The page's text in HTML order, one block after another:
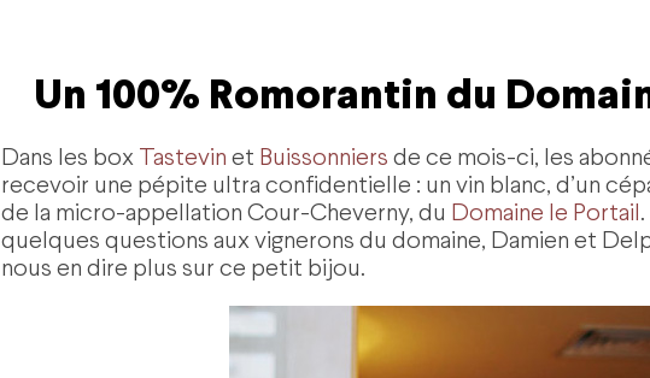
Un 100% Romorantin du
Dans les box Tastevin et Buissonniers de ce mois-ci, les
recevoir une pépite ultra confidentielle : un vin blanc, d’un
de la micro-appellation Cour-Cheverny, du Domaine le Portail
quelques questions aux vignerons du domaine, Damien et
nous en dire plus sur ce petit bijou.